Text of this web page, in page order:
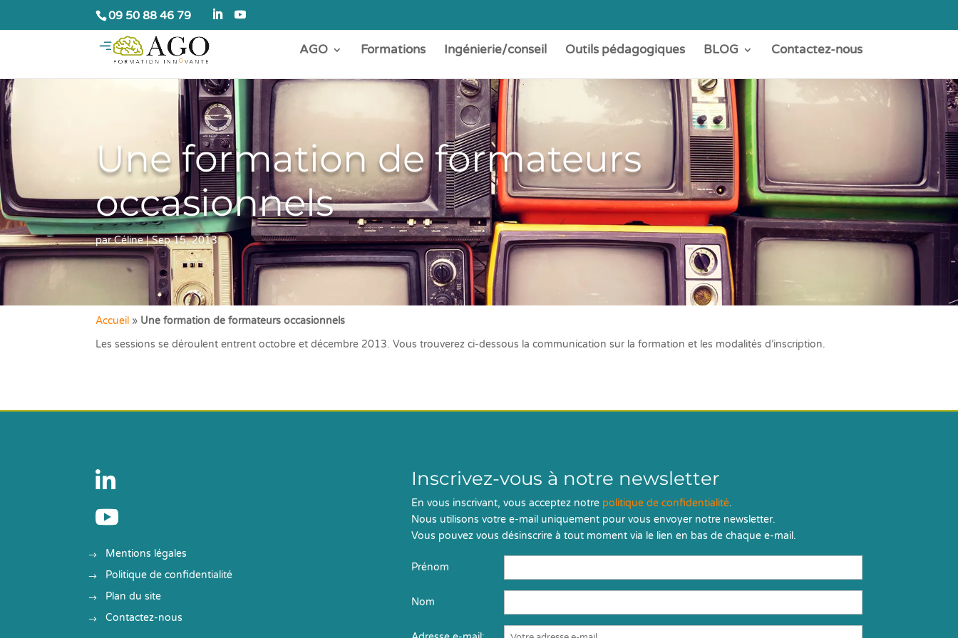
09 50 88 46 79
AGO Formations Ingénierie/conseil Outils pédagogiques BLOG Contactez-nous
Une formation de formateurs
occasionnels
parCéline|Sep 15, 2013
Accueil » Une formation de formateurs occasionnels
Les sessions se déroulent entrent octobre et décembre 2013. Vous trouverez ci-dessous la communication sur la formation et les modalités d’inscription.


Mentions légales
Politique de confidentialité
Plan du site
Contactez-nous
Inscrivez-vous à notre newsletter
En vous inscrivant, vous acceptez notre politique de confidentialité.
Nous utilisons votre e-mail uniquement pour vous envoyer notre newsletter.
Vous pouvez vous désinscrire à tout moment via le lien en bas de chaque e-mail.
Prénom
Nom